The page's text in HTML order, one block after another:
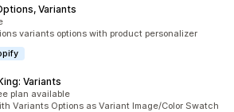
Variants
variants options with product personalizer
Variants
plan available
Variants Options as Variant Image/Color Swatch